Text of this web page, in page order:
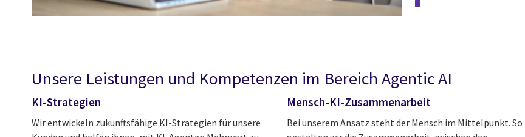
Unsere Leistungen und Kompetenzen im Bereich Agentic AI
KI-Strategien
Wir entwickeln zukunftsfähige KI-Strategien für unsere
Mensch-KI-Zusammenarbeit
Bei unserem Ansatz steht der Mensch im Mittelpunkt. So